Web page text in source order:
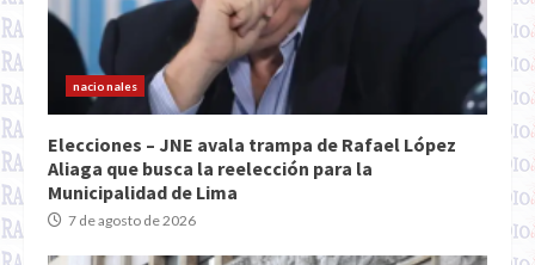
nacionales
Elecciones – JNE avala trampa de Rafael López
Aliaga que busca la reelección para la
Municipalidad de Lima
7 de agosto de 2026